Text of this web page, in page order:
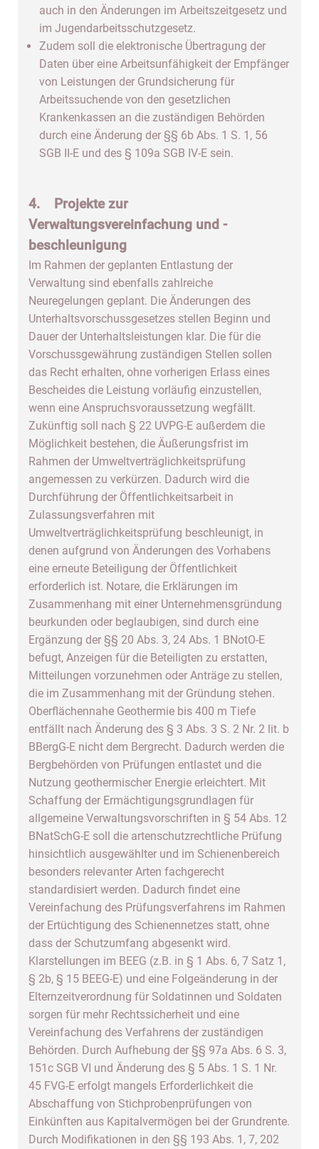
auch in den Änderungen im Arbeitszeitgesetz und
im Jugendarbeitsschutzgesetz.
Zudem soll die elektronische Übertragung der
Daten über eine Arbeitsunfähigkeit der Empfänger
von Leistungen der Grundsicherung für
Arbeitssuchende von den gesetzlichen
Krankenkassen an die zuständigen Behörden
durch eine Änderung der §§ 6b Abs. 1 S. 1, 56
SGB II-E und des § 109a SGB IV-E sein.
4. Projekte zur
Verwaltungsvereinfachung und -
beschleunigung
Im Rahmen der geplanten Entlastung der
Verwaltung sind ebenfalls zahlreiche
Neuregelungen geplant. Die Änderungen des
Unterhaltsvorschussgesetzes stellen Beginn und
Dauer der Unterhaltsleistungen klar. Die für die
Vorschussgewährung zuständigen Stellen sollen
das Recht erhalten, ohne vorherigen Erlass eines
Bescheides die Leistung vorläufig einzustellen,
wenn eine Anspruchsvoraussetzung wegfällt.
Zukünftig soll nach § 22 UVPG-E außerdem die
Möglichkeit bestehen, die Äußerungsfrist im
Rahmen der Umweltverträglichkeitsprüfung
angemessen zu verkürzen. Dadurch wird die
Durchführung der Öffentlichkeitsarbeit in
Zulassungsverfahren mit
Umweltverträglichkeitsprüfung beschleunigt, in
denen aufgrund von Änderungen des Vorhabens
eine erneute Beteiligung der Öffentlichkeit
erforderlich ist. Notare, die Erklärungen im
Zusammenhang mit einer Unternehmensgründung
beurkunden oder beglaubigen, sind durch eine
Ergänzung der §§ 20 Abs. 3, 24 Abs. 1 BNotO-E
befugt, Anzeigen für die Beteiligten zu erstatten,
Mitteilungen vorzunehmen oder Anträge zu stellen,
die im Zusammenhang mit der Gründung stehen.
Oberflächennahe Geothermie bis 400 m Tiefe
entfällt nach Änderung des § 3 Abs. 3 S. 2 Nr. 2 lit. b
BBergG-E nicht dem Bergrecht. Dadurch werden die
Bergbehörden von Prüfungen entlastet und die
Nutzung geothermischer Energie erleichtert. Mit
Schaffung der Ermächtigungsgrundlagen für
allgemeine Verwaltungsvorschriften in § 54 Abs. 12
BNatSchG-E soll die artenschutzrechtliche Prüfung
hinsichtlich ausgewählter und im Schienenbereich
besonders relevanter Arten fachgerecht
standardisiert werden. Dadurch findet eine
Vereinfachung des Prüfungsverfahrens im Rahmen
der Ertüchtigung des Schienennetzes statt, ohne
dass der Schutzumfang abgesenkt wird.
Klarstellungen im BEEG (z.B. in § 1 Abs. 6, 7 Satz 1,
§ 2b, § 15 BEEG-E) und eine Folgeänderung in der
Elternzeitverordnung für Soldatinnen und Soldaten
sorgen für mehr Rechtssicherheit und eine
Vereinfachung des Verfahrens der zuständigen
Behörden. Durch Aufhebung der §§ 97a Abs. 6 S. 3,
151c SGB VI und Änderung des § 5 Abs. 1 S. 1 Nr.
45 FVG-E erfolgt mangels Erforderlichkeit die
Abschaffung von Stichprobenprüfungen von
Einkünften aus Kapitalvermögen bei der Grundrente.
Durch Modifikationen in den §§ 193 Abs. 1, 7, 202